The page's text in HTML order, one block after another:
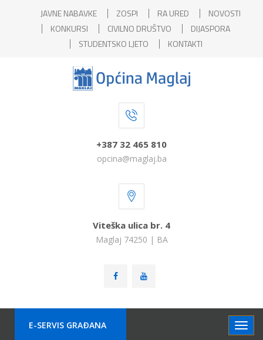
JAVNE NABAVKE ZOSPI RA URED
NOVOSTI
KONKURSI
CIVILNO DRUŠTVO
DIJASPORA
STUDENTSKO LJETO
KONTAKTI
+387 32 465 810
opcina@maglaj.ba
Viteška ulica br. 4
Maglaj 74250 | BA
E-SERVIS GRAÐANA